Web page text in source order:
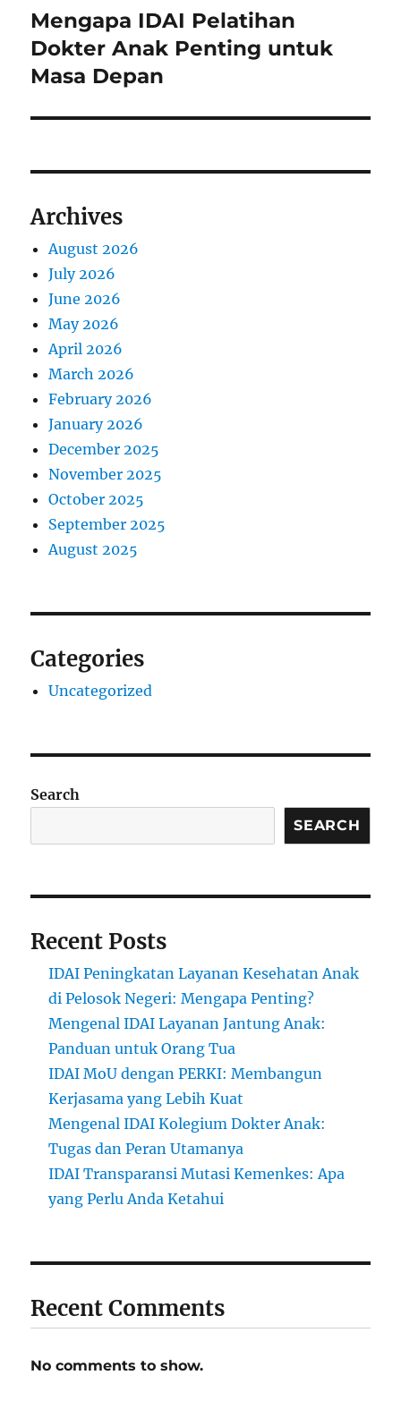
Next
post:
Mengapa IDAI Pelatihan
Dokter Anak Penting untuk
Masa Depan
Archives
August 2026
July 2026
June 2026
May 2026
April 2026
March 2026
February 2026
January 2026
December 2025
November 2025
October 2025
September 2025
August 2025
Categories
Uncategorized
Search
SEARCH
Recent Posts
IDAI Peningkatan Layanan Kesehatan Anak
di Pelosok Negeri: Mengapa Penting?
Mengenal IDAI Layanan Jantung Anak:
Panduan untuk Orang Tua
IDAI MoU dengan PERKI: Membangun
Kerjasama yang Lebih Kuat
Mengenal IDAI Kolegium Dokter Anak:
Tugas dan Peran Utamanya
IDAI Transparansi Mutasi Kemenkes: Apa
yang Perlu Anda Ketahui
Recent Comments
No comments to show.